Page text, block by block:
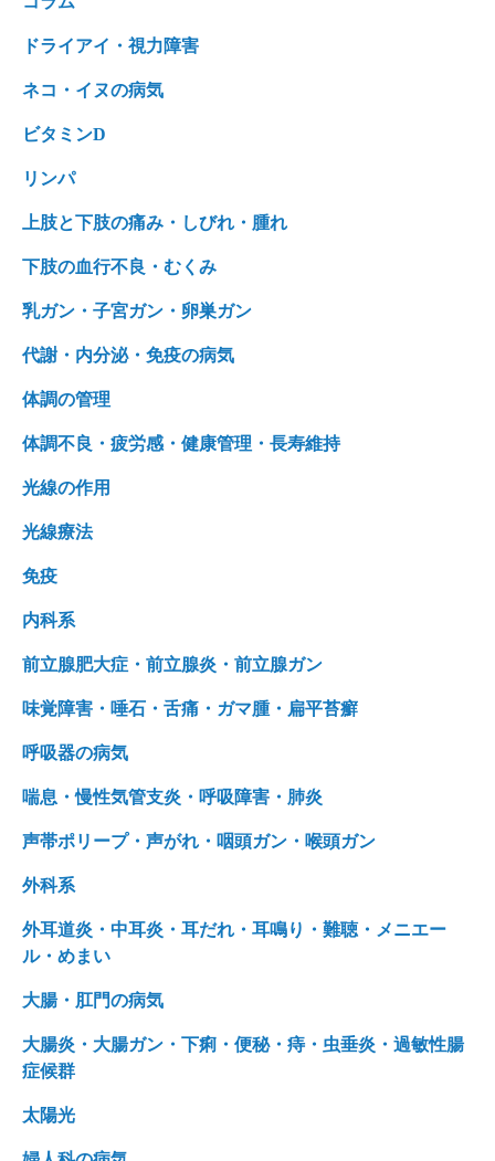
ドライアイ・視力障害
ネコ・イヌの病気
ビタミンD
リンパ
上肢と下肢の痛み・しびれ・腫れ
下肢の血行不良・むくみ
乳ガン・子宮ガン・卵巣ガン
代謝・内分泌・免疫の病気
体調の管理
体調不良・疲労感・健康管理・長寿維持
光線の作用
光線療法
免疫
内科系
前立腺肥大症・前立腺炎・前立腺ガン
味覚障害・唾石・舌痛・ガマ腫・扁平苔癬
呼吸器の病気
喘息・慢性気管支炎・呼吸障害・肺炎
声帯ポリープ・声がれ・咽頭ガン・喉頭ガン
外科系
外耳道炎・中耳炎・耳だれ・耳鳴り・難聴・メニエー
ル・めまい
大腸・肛門の病気
大腸炎・大腸ガン・下痢・便秘・痔・虫垂炎・過敏性腸
症候群
太陽光